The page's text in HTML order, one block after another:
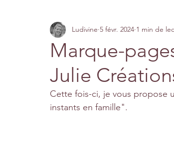
Marque-
Julie
Ludivine 5 févr. 2024 1 min de
Cette fois-ci, je vous propose
instants en famille".